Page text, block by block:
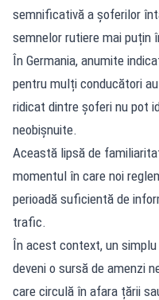
semnificativă a șoferilor
semnelor rutiere mai puțin
În Germania, anumite
pentru mulți conducători
ridicat dintre șoferi nu pot
neobișnuite.
Această lipsă de
momentul în care noi
perioadă suficientă de
trafic.
În acest context, un
deveni o sursă de amenzi
care circulă în afara țării